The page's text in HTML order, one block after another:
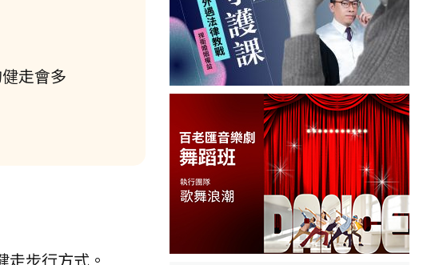
走會多
步行方式。